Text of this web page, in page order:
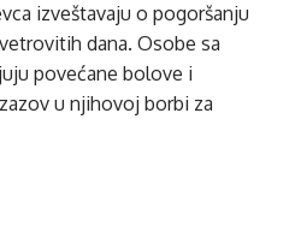
izveštavaju o pogoršanju
dana. Osobe sa
povećane bolove i
u njihovoj borbi za